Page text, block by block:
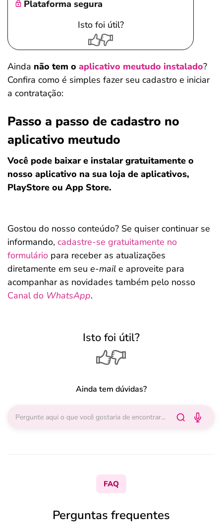
Plataforma segura
Isto foi útil?
Ainda não tem o aplicativo meutudo instalado?
Confira como é simples fazer seu cadastro e iniciar
a contratação:
Passo a passo de cadastro no
aplicativo meutudo
Você pode baixar e instalar gratuitamente o
nosso aplicativo na sua loja de aplicativos,
PlayStore ou App Store.
Gostou do nosso conteúdo? Se quiser continuar se
informando, cadastre-se gratuitamente no
formulário para receber as atualizações
diretamente em seu e-mail e aproveite para
acompanhar as novidades também pelo nosso
Canal do WhatsApp.
Isto foi útil?
Ainda tem dúvidas?
FAQ
Perguntas frequentes